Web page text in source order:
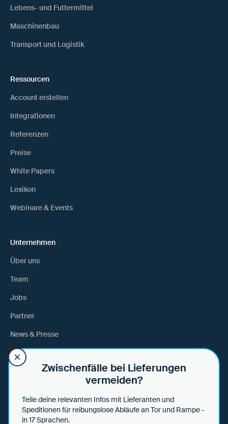
Lebens- und Futtermittel
Maschinenbau
Transport und Logistik
Ressourcen
Account erstellen
Integrationen
Referenzen
Preise
White Papers
Lexikon
Webinare & Events
Unternehmen
Über uns
Team
Jobs
Partner
News & Presse
Anfahrt
Hilfe & Tipps
Zwischenfälle bei Lieferungen
vermeiden?
Teile deine relevanten Infos mit Lieferanten und
Speditionen für reibungslose Abläufe an Tor und Rampe -
in 17 Sprachen.